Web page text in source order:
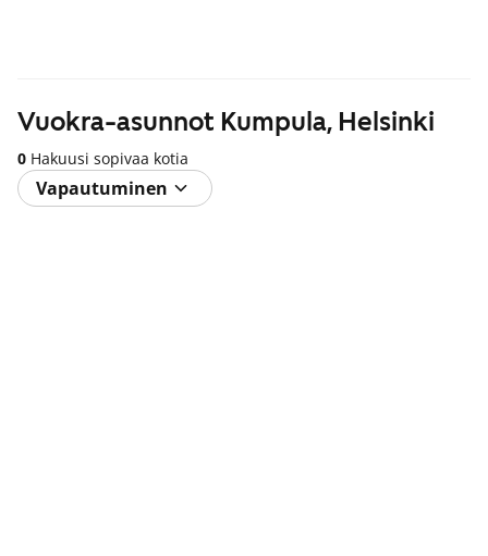
Vuokra-asunnot Kumpula, Helsinki
0 Hakuusi sopivaa kotia
Vapautuminen